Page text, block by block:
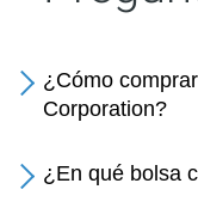
¿Cómo
Corporation?
¿En qué bolsa